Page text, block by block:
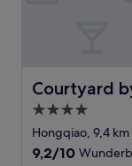
Courtyard
Courtyard by
4.0-
Sterne-
Unterkunft
Hongqiao, 9,4
9.2
9,2/10